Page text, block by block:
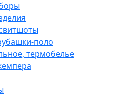
поло
термобелье